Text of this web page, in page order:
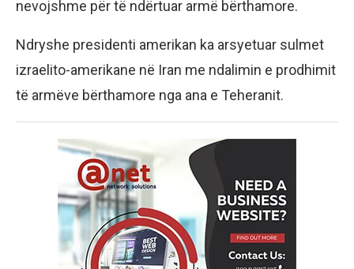
nevojshme për të ndërtuar armë bërthamore.
Ndryshe presidenti amerikan ka arsyetuar sulmet
izraelito-amerikane në Iran me ndalimin e prodhimit
të armëve bërthamore nga ana e Teheranit.